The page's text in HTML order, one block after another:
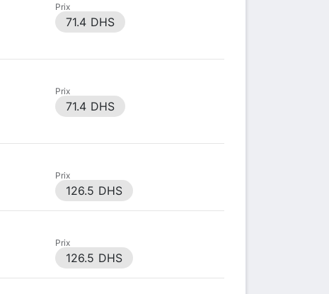
Prix
71.4 DHS
Prix
71.4 DHS
Prix
126.5 DHS
Prix
126.5 DHS